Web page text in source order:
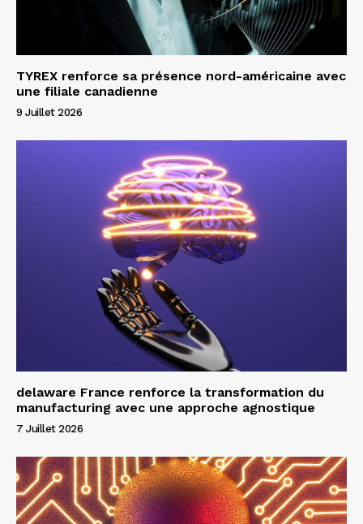
TYREX renforce sa présence nord-américaine avec
une filiale canadienne
9 Juillet 2026
delaware France renforce la transformation du
manufacturing avec une approche agnostique
7 Juillet 2026